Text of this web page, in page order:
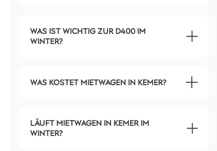
WAS IST WICHTIG ZUR D400 IM
WINTER?
WAS KOSTET MIETWAGEN IN KEMER?
LÄUFT MIETWAGEN IN KEMER IM
WINTER?